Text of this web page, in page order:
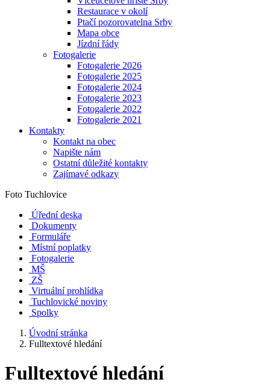
Restaurace v okolí
Ptačí pozorovatelna Srby
Mapa obce
Jízdní řády
Fotogalerie
Fotogalerie 2026
Fotogalerie 2025
Fotogalerie 2024
Fotogalerie 2023
Fotogalerie 2022
Fotogalerie 2021
Kontakty
Kontakt na obec
Napište nám
Ostatní důležité kontakty
Zajímavé odkazy
Foto Tuchlovice
Úřední deska
Dokumenty
Formuláře
Místní poplatky
Fotogalerie
MŠ
ZŠ
Virtuální prohlídka
Tuchlovické noviny
Spolky
Úvodní stránka
Fulltextové hledání
Fulltextové hledání